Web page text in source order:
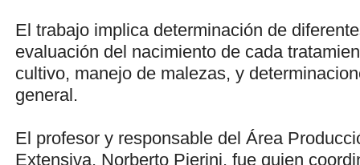
El trabajo implica determinación de
evaluación del nacimiento de cada
cultivo, manejo de malezas, y
general.
El profesor y responsable del Área
Extensiva, Norberto Pierini, fue quien